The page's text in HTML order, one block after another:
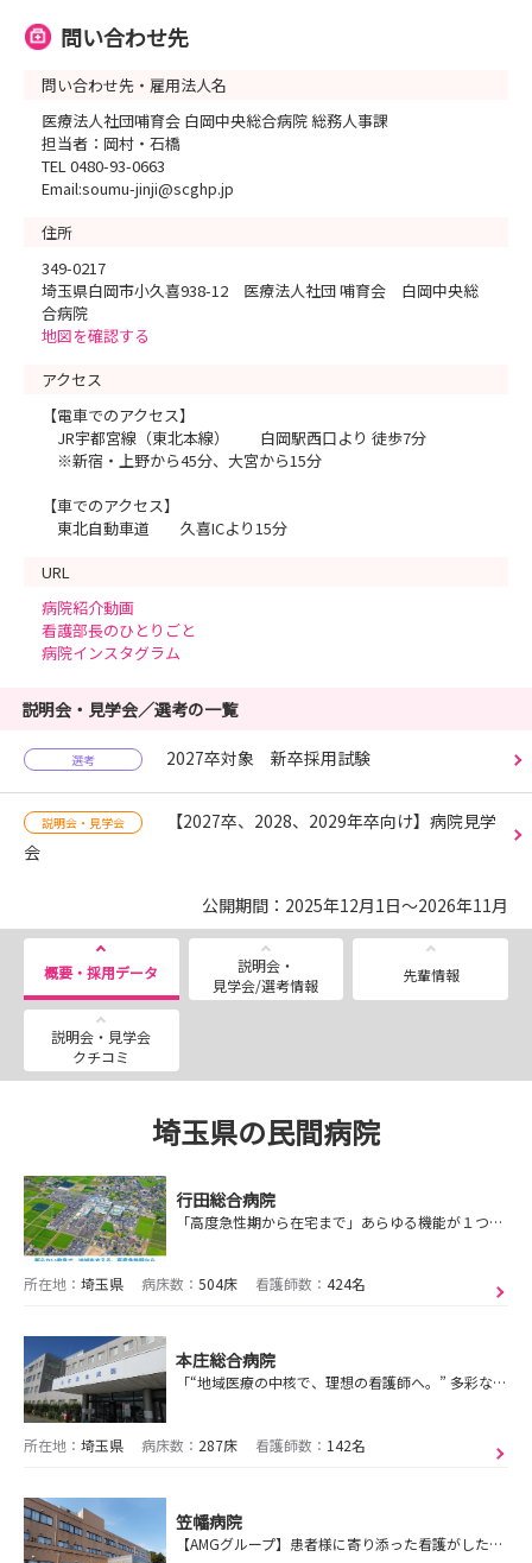
問い合わせ先
問い合わせ先・雇用法人名
医療法人社団哺育会 白岡中央総合病院 総務人事課
担当者：岡村・石橋
TEL 0480-93-0663
Email:soumu-jinji@scghp.jp
住所
349-0217
埼玉県白岡市小久喜938-12 医療法人社団 哺育会 白岡中央総
合病院
地図を確認する
アクセス
【電車でのアクセス】
JR宇都宮線（東北本線） 白岡駅西口より 徒歩7分
※新宿・上野から45分、大宮から15分
【車でのアクセス】
東北自動車道 久喜ICより15分
URL
病院紹介動画
看護部長のひとりごと
病院インスタグラム
説明会・見学会／選考の一覧
選考 2027卒対象 新卒採用試験
説明会・見学会
【2027卒、2028、2029年卒向け】病院見学
会
公開期間：2025年12月1日～2026年11月
概要・採用データ
説明会・
見学会/選考情報
先輩情報
説明会・見学会
クチコミ
埼玉県の民間病院
行田総合病院
「高度急性期から在宅まで」あらゆる機能が１つにまとまっている珍しい病院です！
所在地： 埼玉県 病床数： 504床 看護師数： 424名
本庄総合病院
「“地域医療の中核で、理想の看護師へ。” 多彩な経験×万全のサポートで成長できる本庄総合病院」
所在地： 埼玉県 病床数： 287床 看護師数： 142名
笠幡病院
【AMGグループ】患者様に寄り添った看護がしたい、マイペースでしっかり学びたい、ワークライフバランスを大切にしたい方歓迎！